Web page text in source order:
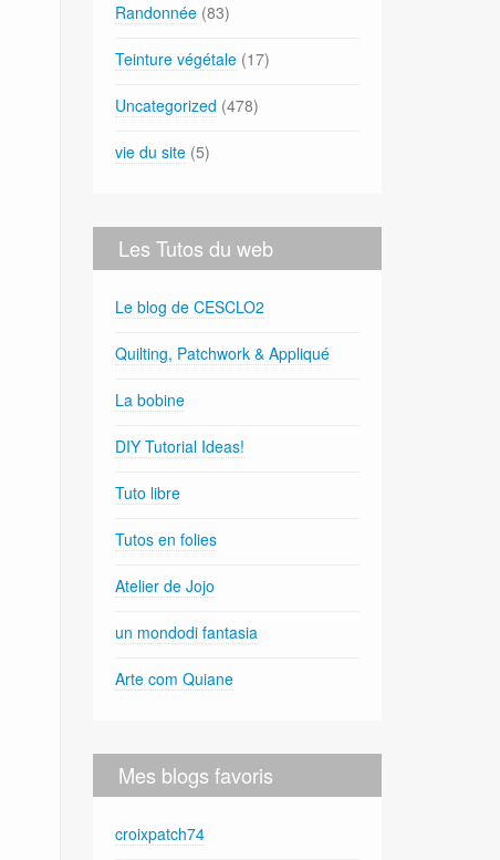
Randonnée (83)
Teinture végétale (17)
Uncategorized (478)
vie du site (5)
Les Tutos du web
Le blog de CESCLO2
Quilting, Patchwork & Appliqué
La bobine
DIY Tutorial Ideas!
Tuto libre
Tutos en folies
Atelier de Jojo
un mondodi fantasia
Arte com Quiane
Mes blogs favoris
croixpatch74